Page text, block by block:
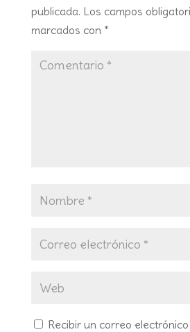
publicada. Los campos
marcados con *
Recibir un correo